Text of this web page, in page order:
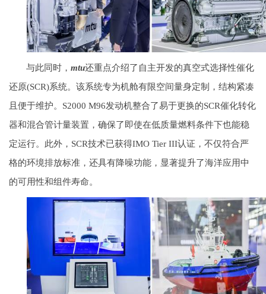
与此同时，mtu还重点介绍了自主开发的真空式选择性催化
还原(SCR)系统。该系统专为机舱有限空间量身定制，结构紧凑
且便于维护。S2000 M96发动机整合了易于更换的SCR催化转化
器和混合管计量装置，确保了即使在低质量燃料条件下也能稳
定运行。此外，SCR技术已获得IMO Tier III认证，不仅符合严
格的环境排放标准，还具有降噪功能，显著提升了海洋应用中
的可用性和组件寿命。